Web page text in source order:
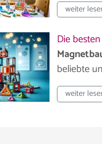
weiter
Die
beliebte
weiter